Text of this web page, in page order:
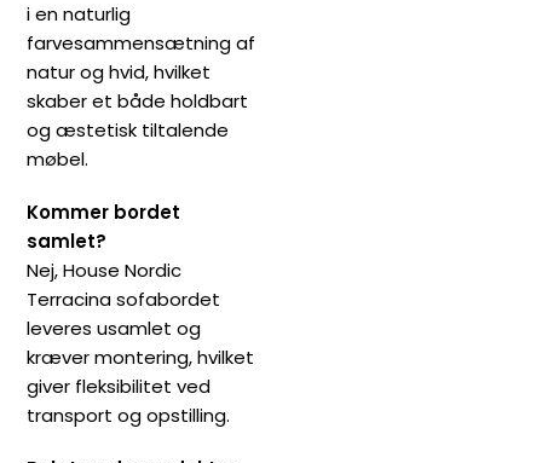
i en naturlig
farvesammensætning af
natur og hvid, hvilket
skaber et både holdbart
og æstetisk tiltalende
møbel.
Kommer bordet
samlet?
Nej, House Nordic
Terracina sofabordet
leveres usamlet og
kræver montering, hvilket
giver fleksibilitet ved
transport og opstilling.